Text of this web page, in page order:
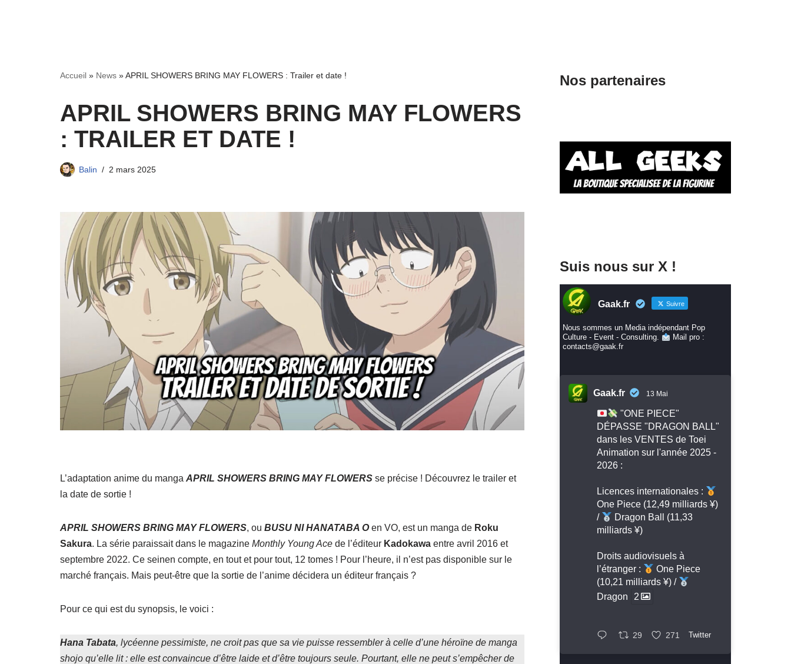
Accueil » News »APRIL SHOWERS BRING MAY FLOWERS : Trailer et date !
APRIL SHOWERS BRING MAY FLOWERS
: TRAILER ET DATE !
Balin 2 mars 2025
L’adaptation anime du manga APRIL SHOWERS BRING MAY FLOWERS se précise ! Découvrez le trailer et
la date de sortie !
APRIL SHOWERS BRING MAY FLOWERS, ou BUSU NI HANATABA Oen VO, est un manga de Roku
Sakura. La série paraissait dans le magazine Monthly Young Ace de l’éditeur Kadokawa entre avril 2016 et
septembre 2022. Ce seinen compte, en tout et pour tout, 12 tomes ! Pour l’heure, il n’est pas disponible sur le
marché français. Mais peut-être que la sortie de l’anime décidera un éditeur français ?
Pour ce qui est du synopsis, le voici :
Hana Tabata, lycéenne pessimiste, ne croit pas que sa vie puisse ressembler à celle d’une héroïne de manga
shojo qu’elle lit : elle est convaincue d’être laide et d’être toujours seule. Pourtant, elle ne peut s’empêcher de
Nos partenaires
Suis nous sur X !
Gaak.fr Suivre
Nous sommes un Media indépendant Pop
Culture - Event - Consulting.
Mail pro :
contacts@gaak.fr
Gaak.fr 13 Mai
"ONE PIECE"
DÉPASSE "DRAGON BALL"
dans les VENTES de Toei
Animation sur l'année 2025 -
2026 :
Licences internationales :
One Piece (12,49 milliards ¥)
/
Dragon Ball (11,33
milliards ¥)
Droits audiovisuels à
l’étranger :
One Piece
(10,21 milliards ¥) /
Dragon
2
29 271 Twitter